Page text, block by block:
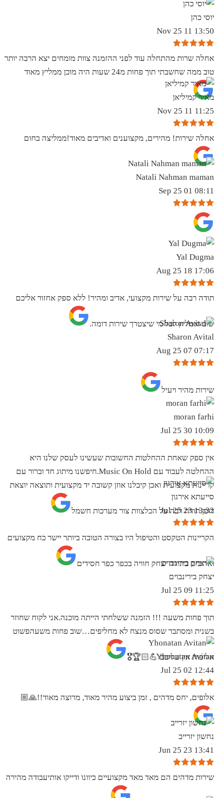
יוסי כהן
13:50 11 Nov 25
אחלה שרות מהתחלה עוד לפני ההזמנה צוות מומחים יצא הרבה יותר
טוב ממה שחשבתי תוך פחות מ24 שעות היה מוכן ממליץ מאוד
מאיר קמיליאן
11:25 11 Nov 25
אחלה שירות! מהירים, מקצוענים ואדיבים מאוד!ממליצה בחום
Natali Nahman maman
08:11 01 Sep 25
Yal Dugma
17:06 18 Aug 25
תודה רבה על שירות מקצועי, אדיב ומהיר! ללא ספק אחזור אליכם
שוב ואמליץ לכל מי שיצטרך שירות דומה.
Sharon Avital
07:17 07 Aug 25
שירות מהיר ויעיל
moran farhi
10:09 30 Jul 25
אין ספק שאחת ההחלטות החשובות שעשינו לעסק שלנו היא
ההחלטה לעבוד עם Music On Hold.חיפשנו מיתוג חד וברור עם
קריינות מקצועית ואכן קיבלנו אוזן קשובה יד מקצועית ותוצאה יוצאת
דופן.תודה רבה על הכלצוות צור מערכות חשמל
סייעתא אירגון
13:32 23 Jul 25
הקריינות הטקסט והטיפול היו בצורה הטובה ביותר יישר כח מקצועים
ואדיבים בתודה יצחק חוויה בכפר כפר חסידים
יצחק בירינבוים
11:25 09 Jul 25
תוך פחות משעה !!! הזמנה ששלחתי הייתה מוכנה.אני לקוח שחוזר
בשנית ומסתבר שסוס מנצח לא מחליפים…שוב פחות משעהפשוט
אליפות אין עליכם 💪🏻🏆🎖
Yhonatan Avitan
12:44 02 Jul 25
אלופים, יחס מדהים , זמן ביצוע מהיר מאוד, מרוצה מאוד!!🙏🏼
נחשון יזרייב
13:41 23 Jun 25
שירות מדהים הם מאד מאד מקצועיים כיוונו ודייקו אותיעבודה מהירה